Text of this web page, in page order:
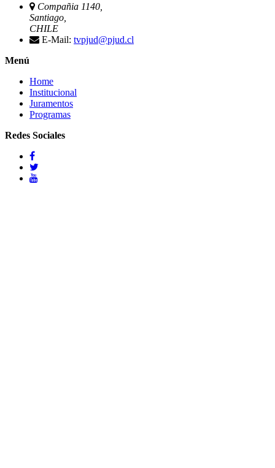
Compañia 1140,
Santiago,
CHILE
E-Mail: tvpjud@pjud.cl
Menú
Home
Institucional
Juramentos
Programas
Redes Sociales